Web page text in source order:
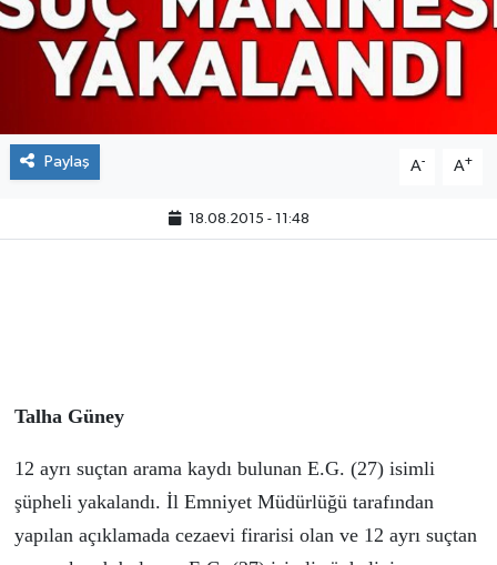
Paylaş A- A+
18.08.2015 - 11:48
Talha Güney
12 ayrı suçtan arama kaydı bulunan E.G. (27) isimli
şüpheli yakalandı. İl Emniyet Müdürlüğü tarafından
yapılan açıklamada cezaevi firarisi olan ve 12 ayrı suçtan